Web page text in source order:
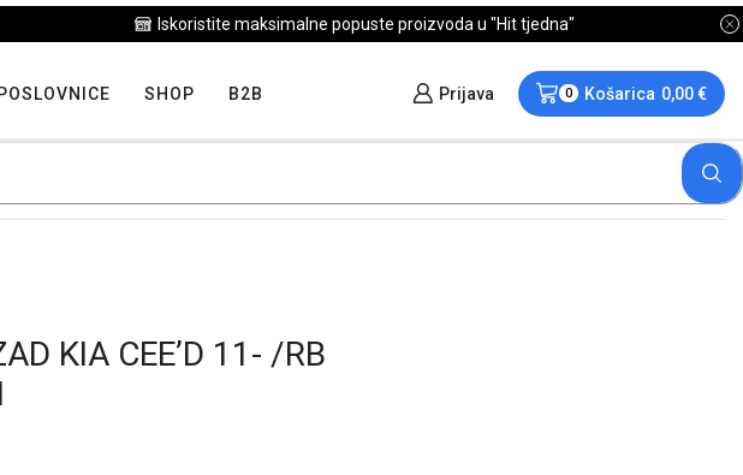
u "Hit tjedna"
SHOP B2B Prijava 0 Košarica 0,00€
KIA CEE’D 11- /RB